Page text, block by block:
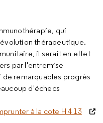
qui
thérapeutique.
il serait en effet
par l'entremise
remarquables progrès
d'échecs
à la cote H 4 13